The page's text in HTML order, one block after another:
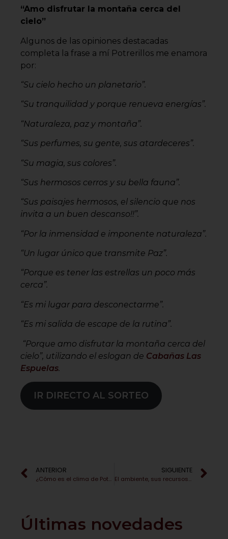
“Amo disfrutar la montaña cerca del
cielo”
Algunos de las opiniones destacadas
completa la frase a mí Potrerillos me enamora
por:
“Su cielo hecho un planetario”.
“Su tranquilidad y porque renueva energías”.
“Naturaleza, paz y montaña”.
“Sus perfumes, su gente, sus atardeceres”.
“Su magia, sus colores”.
“Sus hermosos cerros y su bella fauna”.
“Sus paisajes hermosos, el silencio que nos
invita a un buen descanso!!”.
“Por la inmensidad e imponente naturaleza”.
“Un lugar único que transmite Paz”.
“Porque es tener las estrellas un poco más
cerca”.
“Es mi lugar para desconectarme”.
“Es mi salida de escape de la rutina”.
“Porque amo disfrutar la montaña cerca del
cielo”, utilizando el eslogan de Cabañas Las
Espuelas.
IR DIRECTO AL SORTEO
ANTERIOR
¿Cómo es el clima de Potrerillos, Mendoza, Argentina?
SIGUIENTE
El ambiente, sus recursos y el compromiso 365
Últimas novedades